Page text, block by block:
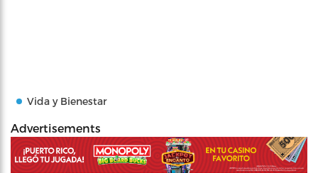
Vida y Bienestar
Advertisements